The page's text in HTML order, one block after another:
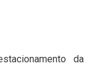
da